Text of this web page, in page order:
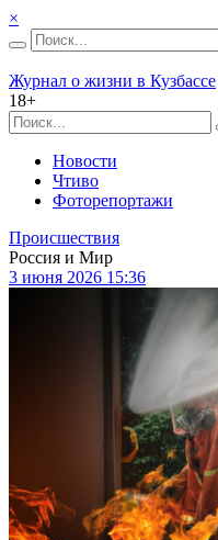
×
Журнал о жизни в Кузбассе
18+
Новости
Чтиво
Фоторепортажи
Происшествия
Россия и Мир
3 июня 2026 15:36